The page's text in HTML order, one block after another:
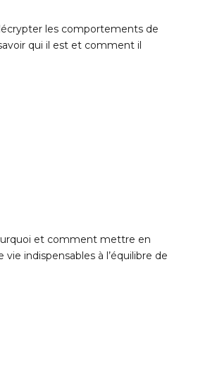
les comportements de
qui il est et comment il
et comment mettre en
vie indispensables à l’équilibre de